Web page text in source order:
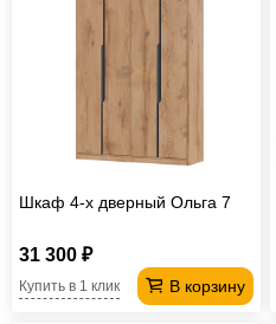
Кресла-
мешки
Мебель
из
Садовая
Шкаф 4-х дверный Ольга 7
31 300 ₽
В корзину
Купить в 1 клик